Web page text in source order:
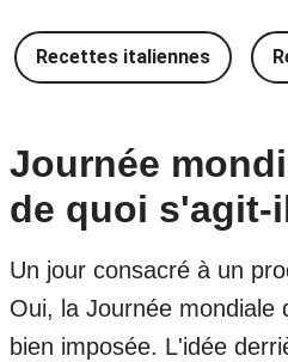
Recettes italiennes
Journée
de quoi s'agit-
Un jour consacré à un
Oui, la Journée mondiale
bien imposée. L'idée